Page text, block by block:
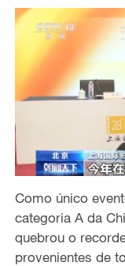
Como único
categoria A da
quebrou o
provenientes de